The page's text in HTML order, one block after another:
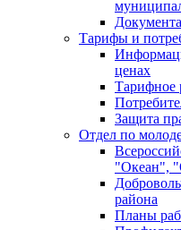
Тарифы и
ценах
Тарифное
Защита
Отдел по
"Океан",
района
Планы